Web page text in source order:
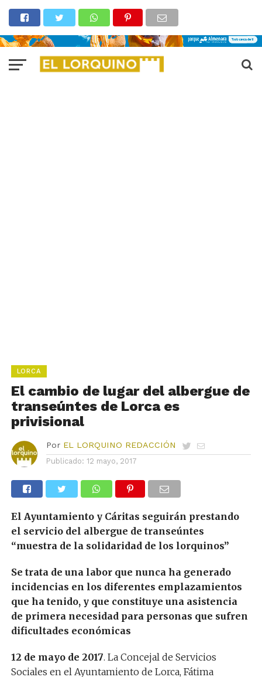
LORCA
El cambio de lugar del albergue de
transeúntes de Lorca es
privisional
Por EL LORQUINO REDACCIÓN
Publicado: 12 mayo, 2017
El Ayuntamiento y Cáritas seguirán prestando
el servicio del albergue de transeúntes
“muestra de la solidaridad de los lorquinos”
Se trata de una labor que nunca ha generado
incidencias en los diferentes emplazamientos
que ha tenido, y que constituye una asistencia
de primera necesidad para personas que sufren
dificultades económicas
12 de mayo de 2017. La Concejal de Servicios
Sociales en el Ayuntamiento de Lorca, Fátima